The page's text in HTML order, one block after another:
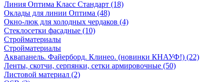
Линия Оптима Класс Стандарт (18)
Оклады для линии Оптима (48)
Окно-люк для холодных чердаков (4)
Стеклосетки фасадные (10)
Стройматериалы
Стройматериалы
Аквапанель. Файерборд. Клинео. (новинки КНАУФ!) (22)
Ленты, скотчи, серпянки, сетки армировочные (50)
Листовой материал (2)